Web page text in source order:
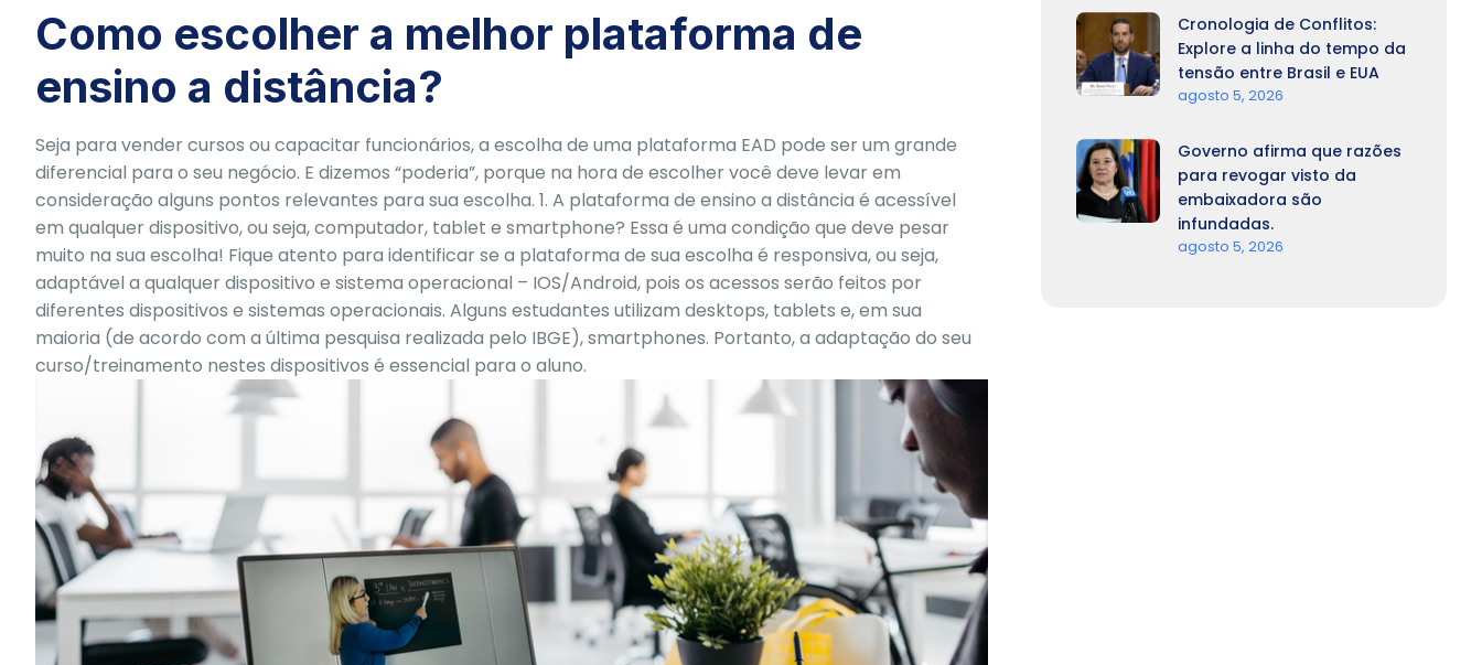
Como escolher a melhor plataforma de
ensino a distância?
Seja para vender cursos ou capacitar funcionários, a escolha de uma plataforma EAD pode ser um grande
diferencial para o seu negócio. E dizemos “poderia”, porque na hora de escolher você deve levar em
consideração alguns pontos relevantes para sua escolha. 1. A plataforma de ensino a distância é acessível
em qualquer dispositivo, ou seja, computador, tablet e smartphone? Essa é uma condição que deve pesar
muito na sua escolha! Fique atento para identificar se a plataforma de sua escolha é responsiva, ou seja,
adaptável a qualquer dispositivo e sistema operacional – IOS/Android, pois os acessos serão feitos por
diferentes dispositivos e sistemas operacionais. Alguns estudantes utilizam desktops, tablets e, em sua
maioria (de acordo com a última pesquisa realizada pelo IBGE), smartphones. Portanto, a adaptação do seu
curso/treinamento nestes dispositivos é essencial para o aluno.
Cronologia de Conflitos:
Explore a linha do tempo da
tensão entre Brasil e EUA
agosto 5, 2026
Governo afirma que razões
para revogar visto da
embaixadora são
infundadas.
agosto 5, 2026